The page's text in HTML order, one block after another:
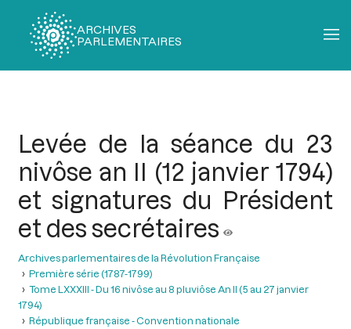
ARCHIVES
PARLEMENTAIRES
Levée de la séance du 23
nivôse an II (12 janvier 1794)
et signatures du Président
et des secrétaires
Archives parlementaires de la Révolution Française
Première série (1787-1799)
Tome LXXXIII - Du 16 nivôse au 8 pluviôse An II (5 au 27 janvier
1794)
République française - Convention nationale